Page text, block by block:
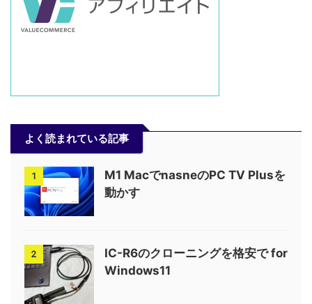
よく読まれている記事
1
M1 MacでnasneのPC TV Plusを
動かす
2
IC-R6のクローニングを格安で for
Windows11